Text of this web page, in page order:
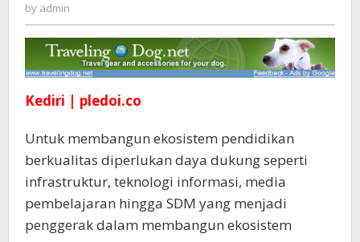
Lomba
Website
Pembelajaran
by admin
Kediri | pledoi.co
Untuk membangun ekosistem pendidikan
berkualitas diperlukan daya dukung seperti
infrastruktur, teknologi informasi, media
pembelajaran hingga SDM yang menjadi
penggerak dalam membangun ekosistem